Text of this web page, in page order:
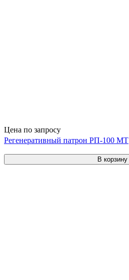
Цена по запросу
Регенеративный патрон РП-100 МТ
В корзину